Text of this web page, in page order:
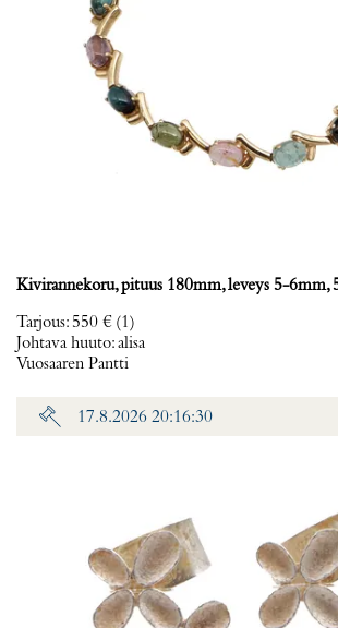
Kivirannekoru, pituus 180mm, leveys 5-6mm,
Tarjous: 550 € (1)
Johtava huuto:alisa
Vuosaaren Pantti
17.8.2026 20:16:30